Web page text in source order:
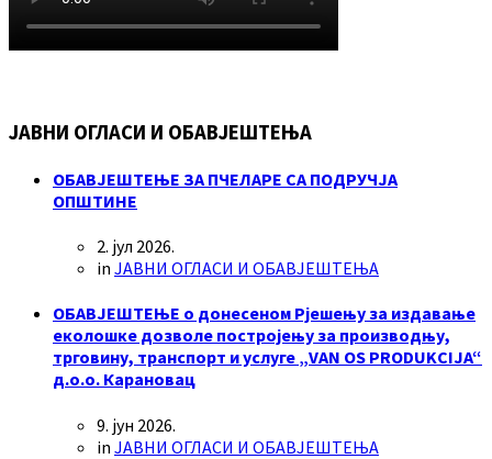
ЈАВНИ ОГЛАСИ И ОБАВЈЕШТЕЊА
ОБАВЈЕШТЕЊЕ ЗА ПЧЕЛАРЕ СА ПОДРУЧЈА
ОПШТИНЕ
2. јул 2026.
in ЈАВНИ ОГЛАСИ И ОБАВЈЕШТЕЊА
ОБАВЈЕШТЕЊЕ о донесеном Рјешењу за издавање
еколошке дозволе постројењу за производњу,
трговину, транспорт и услуге „VAN OS PRODUKCIJA“
д.о.о. Карановац
9. јун 2026.
in ЈАВНИ ОГЛАСИ И ОБАВЈЕШТЕЊА